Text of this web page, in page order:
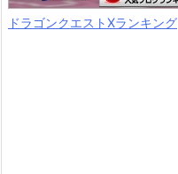
ドラゴンクエストXランキング